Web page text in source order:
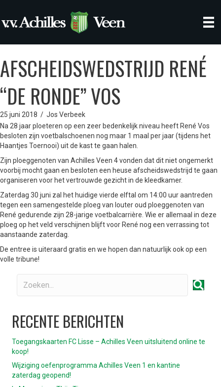
AFSCHEIDSWEDSTRIJD RENÉ
“DE RONDE” VOS
25 juni 2018 / Jos Verbeek
Na 28 jaar ploeteren op een zeer bedenkelijk niveau heeft René Vos
besloten zijn voetbalschoenen nog maar 1 maal per jaar (tijdens het
Haantjes Toernooi) uit de kast te gaan halen.
Zijn ploeggenoten van Achilles Veen 4 vonden dat dit niet ongemerkt
voorbij mocht gaan en besloten een heuse afscheidswedstrijd te gaan
organiseren voor het vertrouwde gezicht in de kleedkamer.
Zaterdag 30 juni zal het huidige vierde elftal om 14:00 uur aantreden
tegen een samengestelde ploeg van louter oud ploeggenoten van
René gedurende zijn 28-jarige voetbalcarrière. Wie er allemaal in deze
ploeg op het veld verschijnen blijft voor René nog een verrassing tot
aanstaande zaterdag.
De entree is uiteraard gratis en we hopen dan natuurlijk ook op een
volle tribune!
RECENTE BERICHTEN
Toegangskaarten FC Lisse – Achilles Veen uitsluitend online te
koop!
Wijziging oefenprogramma Achilles Veen 1 en kantine
zaterdag geopend!